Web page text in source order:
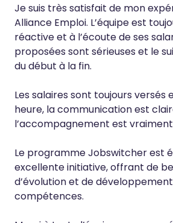
Je suis très satisfait de mon
Alliance Emploi. L’équipe est
réactive et à l’écoute de ses
proposées sont sérieuses et le
du début à la fin.
Les salaires sont toujours versés
heure, la communication est
l’accompagnement est
Le programme Jobswitcher est
excellente initiative, offrant de
d’évolution et de
compétences.